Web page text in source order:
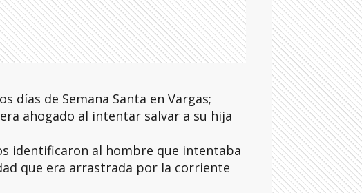
días de Semana Santa en Vargas;
ahogado al intentar salvar a su hija
identificaron al hombre que intentaba
que era arrastrada por la corriente